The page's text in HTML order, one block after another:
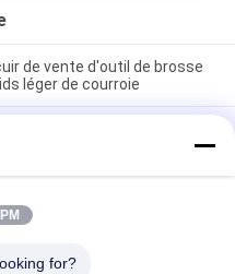
de vente d'outil de brosse
léger de courroie
de sac cosmétique de
de tirette de rayure de
d'unité centrale
crayon de stylo de support
pain de brosse de
for?